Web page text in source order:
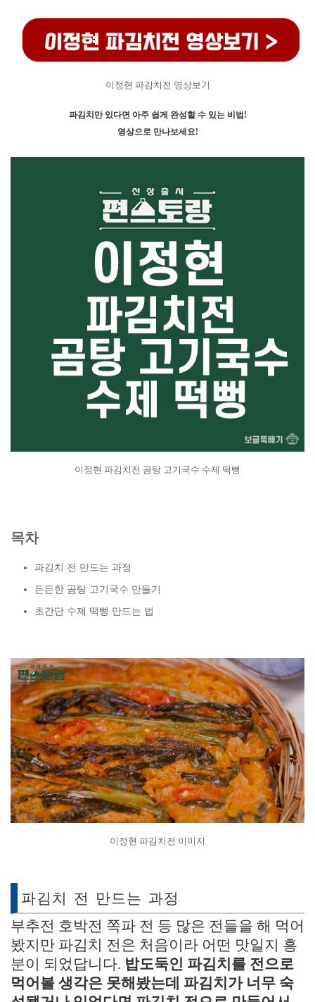
이정현 파김치전 영상보기
파김치만 있다면 아주 쉽게 완성할 수 있는 비법!
영상으로 만나보세요!
이정현 파김치전 곰탕 고기국수 수제 떡뻥
목차
파김치 전 만드는 과정
든든한 곰탕 고기국수 만들기
초간단 수제 떡뻥 만드는 법
이정현 파김치전 이미지
파김치 전 만드는 과정
부추전 호박전 쪽파 전 등 많은 전들을 해 먹어
봤지만 파김치 전은 처음이라 어떤 맛일지 흥
분이 되었답니다. 밥도둑인 파김치를 전으로
먹어볼 생각은 못해봤는데 파김치가 너무 숙